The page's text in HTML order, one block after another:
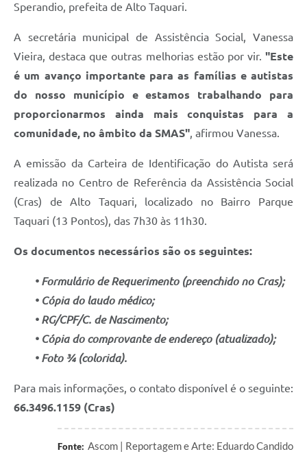
Sperandio, prefeita de Alto Taquari.
A secretária municipal de Assistência Social, Vanessa
Vieira, destaca que outras melhorias estão por vir. "Este
é um avanço importante para as famílias e autistas
do nosso município e estamos trabalhando para
proporcionarmos ainda mais conquistas para a
comunidade, no âmbito da SMAS", afirmou Vanessa.
A emissão da Carteira de Identificação do Autista será
realizada no Centro de Referência da Assistência Social
(Cras) de Alto Taquari, localizado no Bairro Parque
Taquari (13 Pontos), das 7h30 às 11h30.
Os documentos necessários são os seguintes:
• Formulário de Requerimento (preenchido no Cras);
• Cópia do laudo médico;
• RG/CPF/C. de Nascimento;
• Cópia do comprovantede endereço (atualizado);
• Foto ¾ (colorida).
Para mais informações, o contato disponível é o seguinte:
66.3496.1159 (Cras)
Fonte: Ascom | Reportagem e Arte: Eduardo Candido